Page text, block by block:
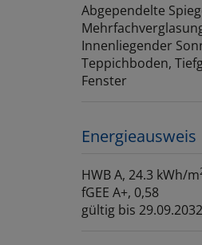
Abgependelte
Innenliegender
Teppichboden
Fenster
Energieausweis
HWBA, 24.3 kWh/m
fGEE A+, 0,58
gültig bis 29.09.2032